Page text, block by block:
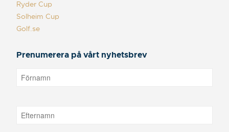
Ryder Cup
Solheim Cup
Golf.se
Prenumerera på vårt nyhetsbrev